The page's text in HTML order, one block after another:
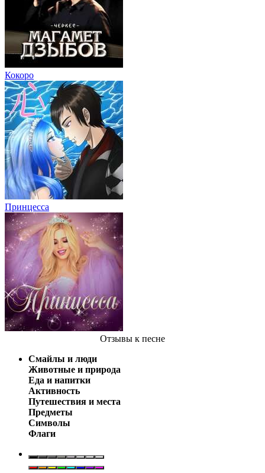
Кокоро
Принцесса
Отзывы к песне
Смайлы и люди
Животные и природа
Еда и напитки
Активность
Путешествия и места
Предметы
Символы
Флаги